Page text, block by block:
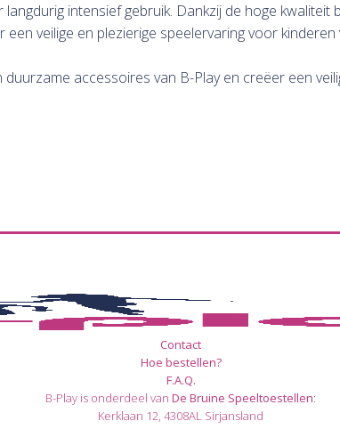
intensief gebruik. Dankzij de hoge
veilige en plezierige speelervaring voor kinderen
accessoires van B-Play en creëer een
Contact
Hoe bestellen?
F.A.Q.
B-Play is onderdeel van De Bruine Speeltoestellen:
Kerklaan 12, 4308AL Sirjansland